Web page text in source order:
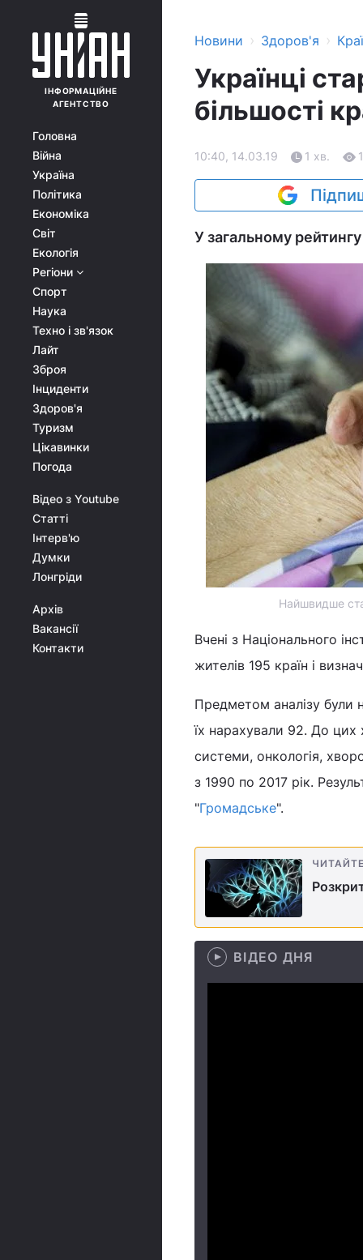
ІНФОРМАЦІЙНЕ
АГЕНТСТВО
Головна
Війна
Україна
Політика
Економіка
Світ
Екологія
Регіони
Спорт
Наука
Техно і зв'язок
Лайт
Зброя
Інциденти
Здоров'я
Туризм
Цікавинки
Погода
Відео з Youtube
Статті
Інтерв'ю
Думки
Лонгріди
Архів
Вакансії
Контакти
Новини › Здоров'я ›
Українці
більшості
10:40, 14.03.19 1 хв.
У загальному рейтингу
​Найшвидше
Вчені з Національного
жителів 195 країн і
Предметом аналізу були
їх нарахували 92. До цих
системи, онкологія,
з 1990 по 2017 рік.
"Громадське".
ВІДЕО ДНЯ